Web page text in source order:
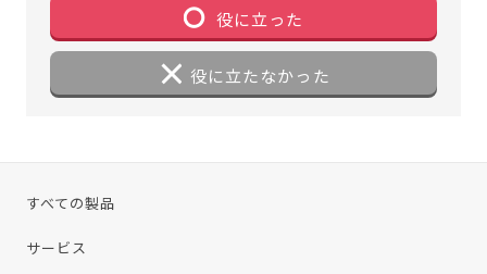
役に立った
役に立たなかった
すべての製品
サービス